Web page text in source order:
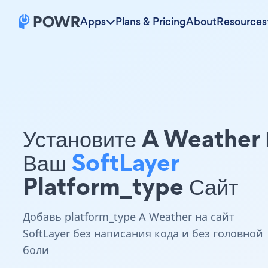
Apps Plans & PricingAboutResources
Установите A
Ваш SoftLayer
Platform_type Сайт
Добавь platform_type A Weather на сайт
SoftLayer без написания кода и без головной
боли